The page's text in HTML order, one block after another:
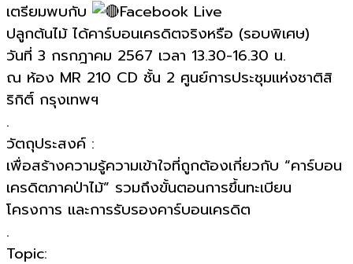
เตรียมพบกับ
Facebook Live
ปลูกต้นไม้ ได้คาร์บอนเครดิตจริงหรือ (รอบพิเศษ)
วันที่ 3 กรกฎาคม 2567 เวลา 13.30-16.30 น.
ณ ห้อง MR 210 CD ชั้น 2 ศูนย์การประชุมแห่งชาติสิ
ริกิติ์ กรุงเทพฯ
.
วัตถุประสงค์ :
เพื่อสร้างความรู้ความเข้าใจที่ถูกต้องเกี่ยวกับ “คาร์บอน
เครดิตภาคป่าไม้” รวมถึงขั้นตอนการขึ้นทะเบียน
โครงการ และการรับรองคาร์บอนเครดิต
.
Topic: